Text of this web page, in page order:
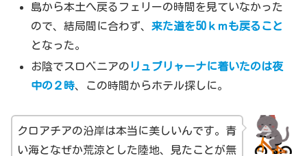
島から本土へ戻るフェリーの時間を見ていなかった
ので、結局間に合わず、来た道を50ｋｍも戻ること
となった。
お陰でスロベニアの リュブリャーナに着いたのは夜
中の２時、この時間からホテル探しに。
クロアチアの沿岸は本当に美しいんです。青
い海となぜか荒涼とした陸地、見たことが無